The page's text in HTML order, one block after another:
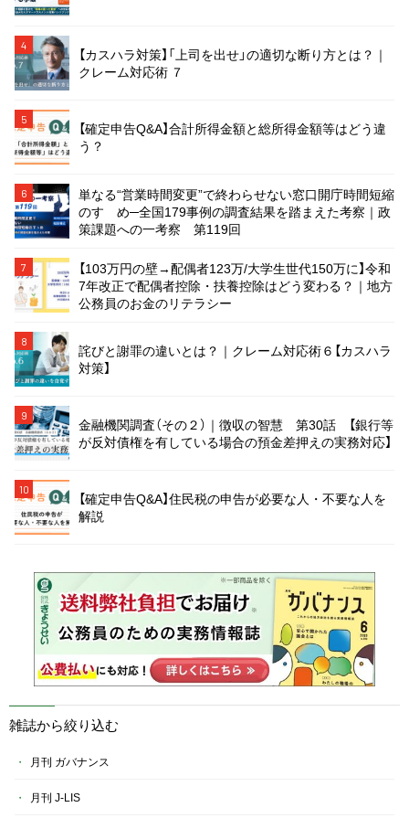
4
【カスハラ対策】「上司を出せ」の適切な断り方とは？｜
クレーム対応術 ７
5
【確定申告Q&A】合計所得金額と総所得金額等はどう違
う？
6
単なる“営業時間変更”で終わらせない窓口開庁時間短縮
のすゝめ─全国179事例の調査結果を踏まえた考察｜政
策課題への一考察 第119回
7
【103万円の壁→配偶者123万/大学生世代150万に】令和
7年改正で配偶者控除・扶養控除はどう変わる？｜地方
公務員のお金のリテラシー
8
詫びと謝罪の違いとは？｜クレーム対応術６【カスハラ
対策】
9
金融機関調査（その２）｜徴収の智慧 第30話 【銀行等
が反対債権を有している場合の預金差押えの実務対応】
10
【確定申告Q&A】住民税の申告が必要な人・不要な人を
解説
雑誌から絞り込む
月刊 ガバナンス
月刊 J-LIS